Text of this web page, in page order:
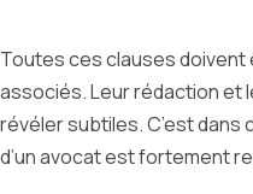
Toutes ces clauses
associés. Leur rédaction et
révéler subtiles. C’est dans
d’un avocat est fortement